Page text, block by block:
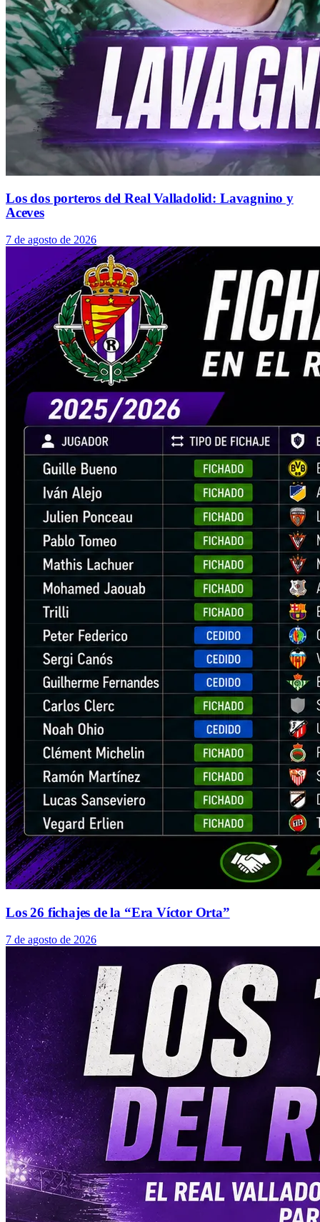
Los dos porteros del Real Valladolid: Lavagnino y
Aceves
7 de agosto de 2026
Los 26 fichajes de la “Era Víctor Orta”
7 de agosto de 2026